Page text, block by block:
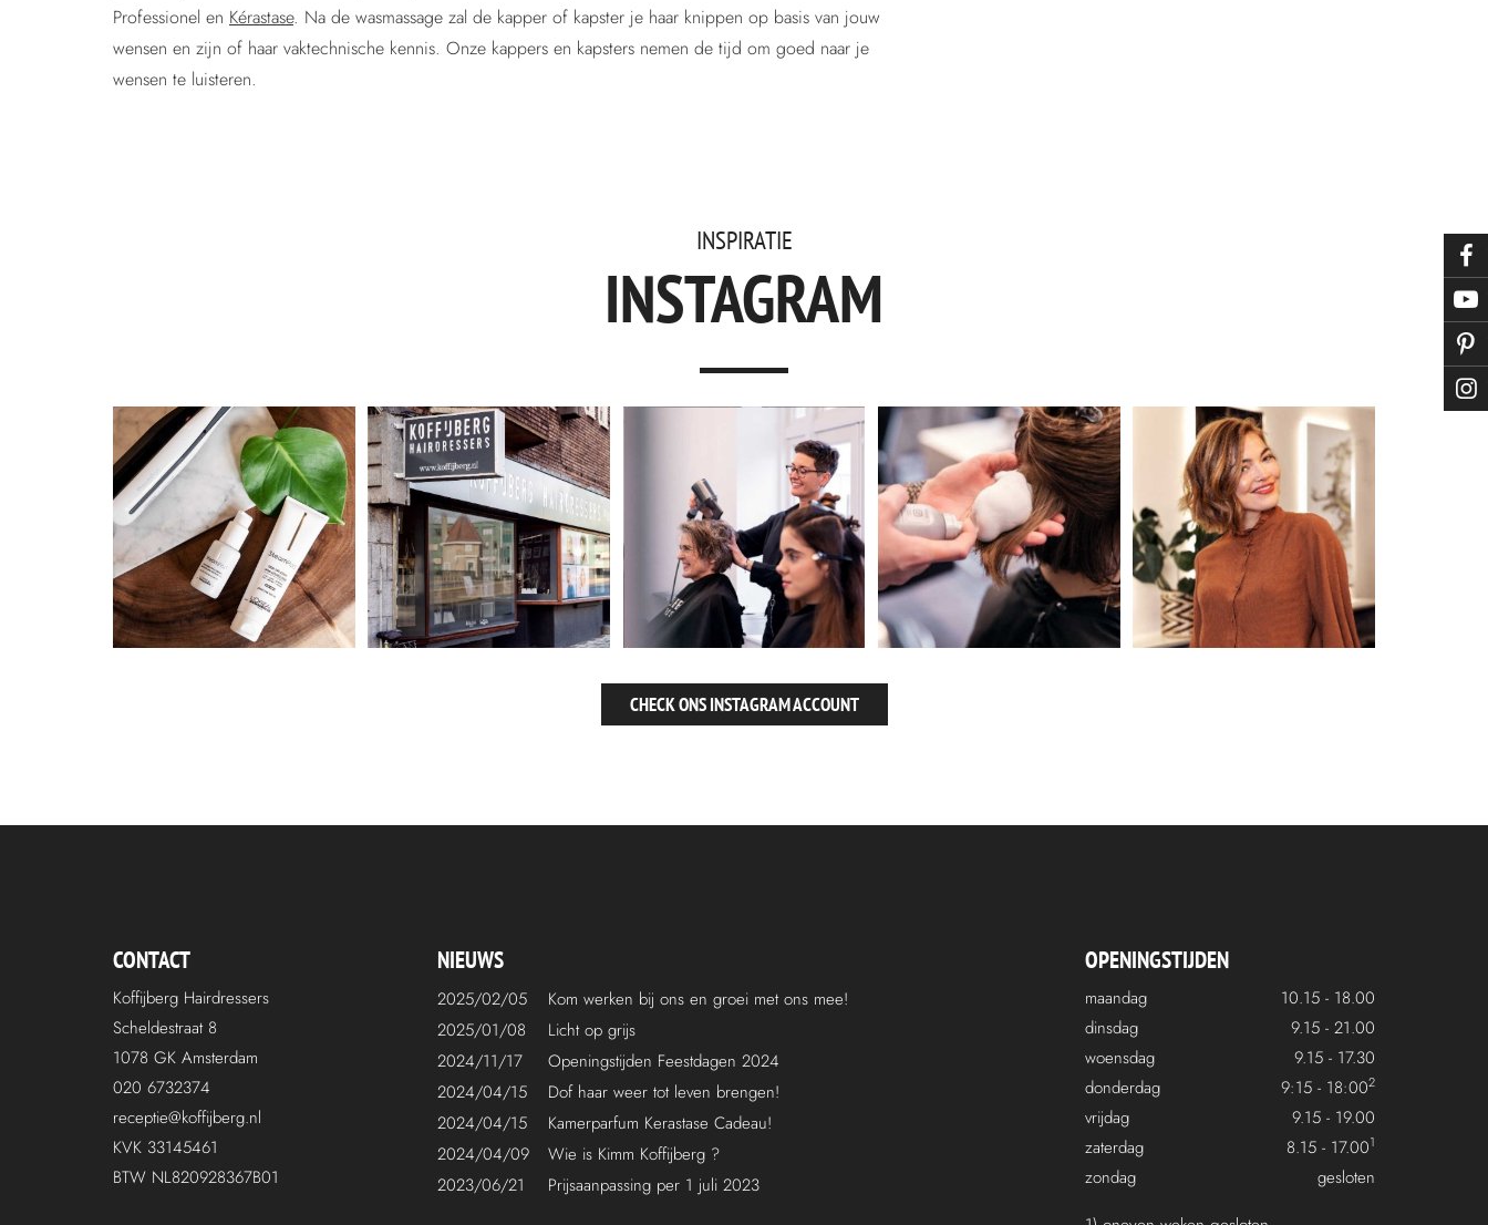
Professionel en Kérastase. Na de wasmassage zal de kapper of kapster je haar knippen op basis van jouw
wensen en zijn of haar vaktechnische kennis. Onze kappers en kapsters nemen de tijd om goed naar je
wensen te luisteren.
INSPIRATIE
INSTAGRAM
CHECK ONS INSTAGRAM ACCOUNT
CONTACT
Koffijberg Hairdressers
Scheldestraat 8
1078 GK Amsterdam
020 6732374
receptie@koffijberg.nl
KVK 33145461
BTW NL820928367B01
NIEUWS
2025/02/05
Kom werken bij ons en groei met ons mee!
2025/01/08
Licht op grijs
2024/11/17
Openingstijden Feestdagen 2024
2024/04/15
Dof haar weer tot leven brengen!
2024/04/15
Kamerparfum Kerastase Cadeau!
2024/04/09
Wie is Kimm Koffijberg ?
2023/06/21
Prijsaanpassing per 1 juli 2023
OPENINGSTIJDEN
maandag
10.15 - 18.00
dinsdag
9.15 - 21.00
woensdag
9.15 - 17.30
donderdag
9:15 - 18:002
vrijdag
9.15 - 19.00
zaterdag
8.15 - 17.001
zondag
gesloten